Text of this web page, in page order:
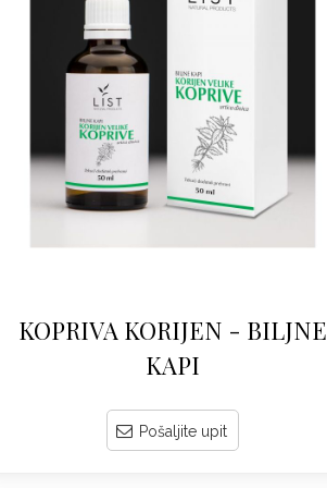
KOPRIVA KORIJEN - BILJNE
KAPI
Pošaljite upit